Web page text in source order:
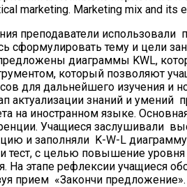
marketing. Marketing mix and its
преподаватели
сформулировать тему и цели
диаграммы KWL,
который позволяют
для дальнейшего изучения
актуализации знаний и умений
на иностранном языке.
Учащиеся заслушивали
и заполняли K-W-L диаграмму.
тест, с целью повышение
На этапе рефлексии учащиеся
прием «Закончи предложение».